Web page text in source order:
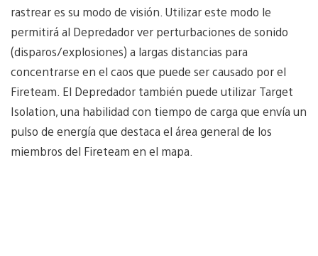
rastrear es su modo de visión. Utilizar este modo le
permitirá al Depredador ver perturbaciones de sonido
(disparos/explosiones) a largas distancias para
concentrarse en el caos que puede ser causado por el
Fireteam. El Depredador también puede utilizar Target
Isolation, una habilidad con tiempo de carga que envía un
pulso de energía que destaca el área general de los
miembros del Fireteam en el mapa.